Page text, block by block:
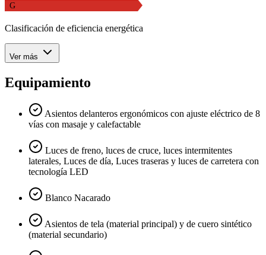
G
Clasificación de eficiencia energética
Ver más
Equipamiento
Asientos delanteros ergonómicos con ajuste eléctrico de 8
vías con masaje y calefactable
Luces de freno, luces de cruce, luces intermitentes
laterales, Luces de día, Luces traseras y luces de carretera con
tecnología LED
Blanco Nacarado
Asientos de tela (material principal) y de cuero sintético
(material secundario)